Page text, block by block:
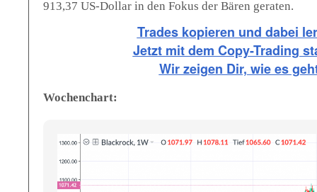
913,37 US-Dollar in den Fokus der Bären geraten.
Trades kopieren und dabei
Jetzt mit dem Copy-Trading
Wir zeigen Dir, wie es
Wochenchart: